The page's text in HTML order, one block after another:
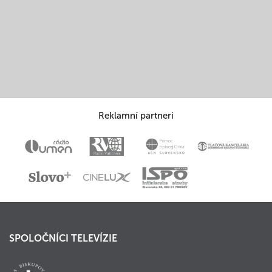
Reklamní partneri
SPOLOČNÍCI TELEVÍZIE